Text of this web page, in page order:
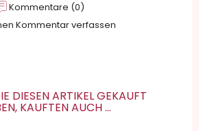
Kommentare (0)
Kommentar verfassen
DIESEN ARTIKEL GEKAUFT
KAUFTEN AUCH ...